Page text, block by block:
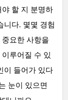
할 지 분명하
니다. 몇몇 경험
요한 사항을
루어질 수 있
이 들어가 있다
눈이 있으면